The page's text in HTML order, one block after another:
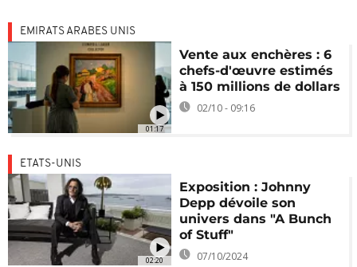
01:17
EMIRATS ARABES UNIS
Vente aux enchères : 6
chefs-d'œuvre estimés
à 150 millions de dollars
02/10 - 09:16
02:20
ETATS-UNIS
Exposition : Johnny
Depp dévoile son
univers dans "A Bunch
of Stuff"
07/10/2024